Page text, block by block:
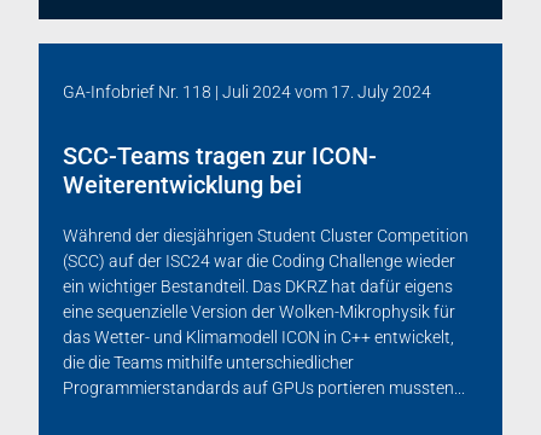
GA-Infobrief Nr. 118 | Juli 2024vom 17. July 2024
SCC-Teams tragen zur ICON-
Weiterentwicklung bei
Während der diesjährigen Student Cluster Competition
(SCC) auf der ISC24 war die Coding Challenge wieder
ein wichtiger Bestandteil. Das DKRZ hat dafür eigens
eine sequenzielle Version der Wolken-Mikrophysik für
das Wetter- und Klimamodell ICON in C++ entwickelt,
die die Teams mithilfe unterschiedlicher
Programmierstandards auf GPUs portieren mussten...